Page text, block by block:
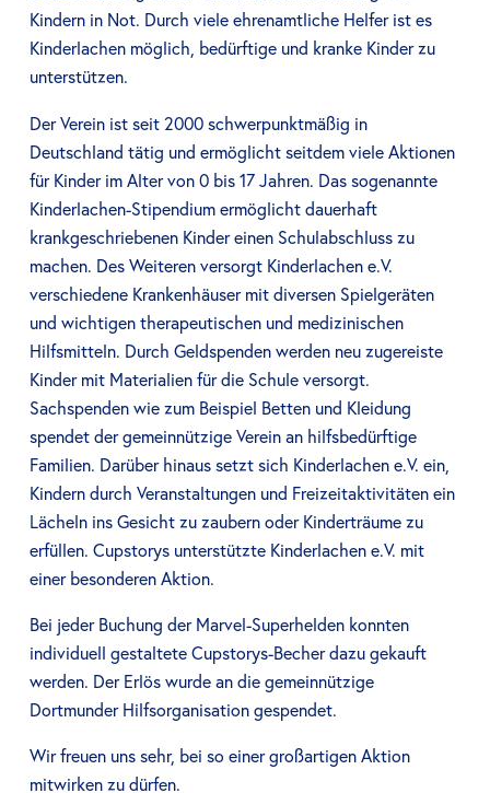
Kindern in Not. Durch viele ehrenamtliche Helfer ist es
Kinderlachen möglich, bedürftige und kranke Kinder zu
unterstützen.
Der Verein ist seit 2000 schwerpunktmäßig in
Deutschland tätig und ermöglicht seitdem viele Aktionen
für Kinder im Alter von 0 bis 17 Jahren. Das sogenannte
Kinderlachen-Stipendium ermöglicht dauerhaft
krankgeschriebenen Kinder einen Schulabschluss zu
machen. Des Weiteren versorgt Kinderlachen e.V.
verschiedene Krankenhäuser mit diversen Spielgeräten
und wichtigen therapeutischen und medizinischen
Hilfsmitteln. Durch Geldspenden werden neu zugereiste
Kinder mit Materialien für die Schule versorgt.
Sachspenden wie zum Beispiel Betten und Kleidung
spendet der gemeinnützige Verein an hilfsbedürftige
Familien. Darüber hinaus setzt sich Kinderlachen e.V. ein,
Kindern durch Veranstaltungen und Freizeitaktivitäten ein
Lächeln ins Gesicht zu zaubern oder Kinderträume zu
erfüllen. Cupstorys unterstützte Kinderlachen e.V. mit
einer besonderen Aktion.
Bei jeder Buchung der Marvel-Superhelden konnten
individuell gestaltete Cupstorys-Becher dazu gekauft
werden. Der Erlös wurde an die gemeinnützige
Dortmunder Hilfsorganisation gespendet.
Wir freuen uns sehr, bei so einer großartigen Aktion
mitwirken zu dürfen.